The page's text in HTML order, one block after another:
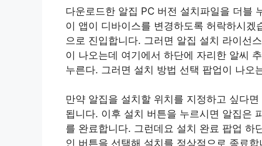
다운로드한 알집 PC 버전 설치파일을 더블
이 앱이 디바이스를 변경하도록 허락하시
으로 진입합니다. 그러면 알집 설치 라이선
이 나오는데 여기에서 하단에 자리한 알씨
누른다. 그러면 설치 방법 선택 팝업이 나오
만약 알집을 설치할 위치를 지정하고 싶다
됩니다. 이후 설치 버튼을 누르시면 알집은
를 완료합니다. 그런데요 설치 완료 팝업 하
인 버튼을 선택해 설치를 정상적으로 종료합